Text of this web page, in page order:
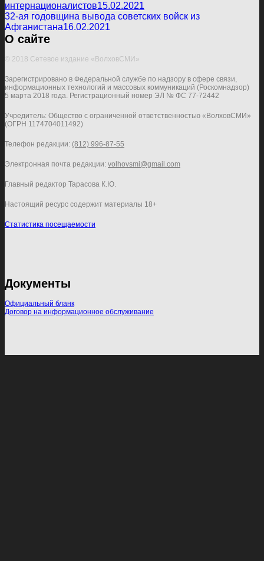
интернационалистов15.02.2021
32-ая годовщина вывода советских войск из
Афганистана16.02.2021
О сайте
© 2018 Сетевое издание «ВолховСМИ»
Зарегистрировано в Федеральной службе по надзору в сфере связи,
информационных технологий и массовых коммуникаций (Роскомнадзор)
5 марта 2018 года. Регистрационный номер ЭЛ № ФС 77-72442
Учредитель: Общество с ограниченной ответственностью «ВолховСМИ»
(ОГРН 1174704011492)
Телефон редакции: (812) 996-87-55
Электронная почта редакции: volhovsmi@gmail.com
Главный редактор Тарасова К.Ю.
Настоящий ресурс содержит материалы 18+
Статистика посещаемости
Документы
Официальный бланк
Договор на информационное обслуживание